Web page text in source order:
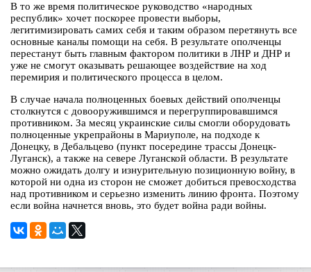
В то же время политическое руководство «народных
республик» хочет поскорее провести выборы,
легитимизировать самих себя и таким образом перетянуть все
основные каналы помощи на себя. В результате ополченцы
перестанут быть главным фактором политики в ЛНР и ДНР и
уже не смогут оказывать решающее воздействие на ход
перемирия и политического процесса в целом.
В случае начала полноценных боевых действий ополченцы
столкнутся с довооружившимся и перегруппировавшимся
противником. За месяц украинские силы смогли оборудовать
полноценные укрепрайоны в Мариуполе, на подходе к
Донецку, в Дебальцево (пункт посередине трассы Донецк-
Луганск), а также на севере Луганской области. В результате
можно ожидать долгу и изнурительную позиционную войну, в
которой ни одна из сторон не сможет добиться превосходства
над противником и серьезно изменить линию фронта. Поэтому
если война начнется вновь, это будет война ради войны.